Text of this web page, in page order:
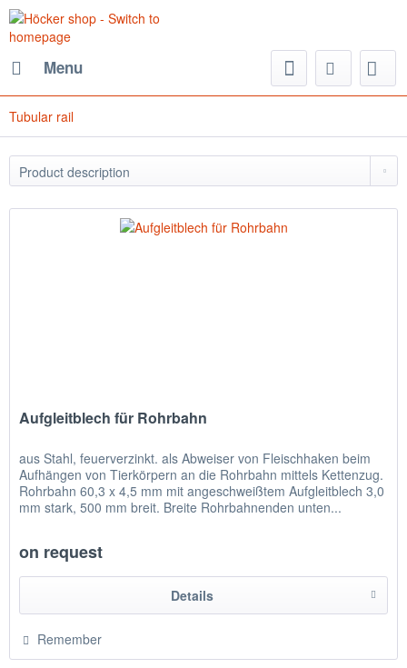
Menu
Tubular rail
Aufgleitblech für Rohrbahn
aus Stahl, feuerverzinkt. als Abweiser von Fleischhaken beim
Aufhängen von Tierkörpern an die Rohrbahn mittels Kettenzug.
Rohrbahn 60,3 x 4,5 mm mit angeschweißtem Aufgleitblech 3,0
mm stark, 500 mm breit. Breite Rohrbahnenden unten...
on request
Details
Remember